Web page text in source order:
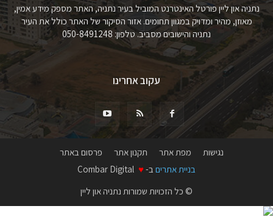
נתניה און ליין פורטל האינטרנט המוביל בעיר נתניה, האתר מספק מידע אמין,
מאוזן, מהיר ומדויק במגוון תחומים. אזור הסיקור של האתר כולל את העיר
נתניה והישובים מסביב. טלפון: 050-8491248
עקוב אחרינו
נגישות מפת אתר תקנון אתר
פרסום באתר
בניית אתרים ב- ♥
© כל הזכויות שמורות נתניה און ליין